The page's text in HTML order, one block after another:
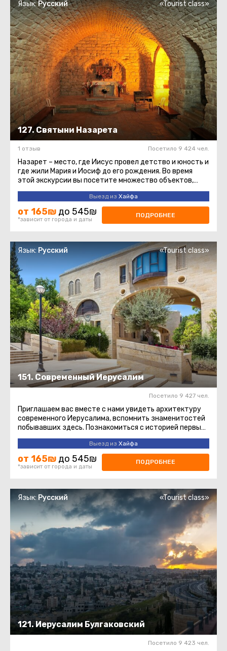
127. Святыни Назарета
Язык:Русский «Tourist class»
1 отзыв Посетило 9 424 чел.
Назарет – место, где Иисус провел детство и юность и
где жили Мария и Иосиф до его рождения. Во время
этой экскурсии вы посетите множество объектов,
которые христианство ...
Выезд из Хайфа
от 165₪ до 545₪
*зависит от города и даты
ПОДРОБНЕЕ
151. Современный Иерусалим
Язык: Русский «Tourist class»
Посетило 9 427 чел.
Приглашаем вас вместе с нами увидеть архитектуру
современного Иерусалима, вспомнить знаменитостей
побывавших здесь. Познакомиться с историей первых
кварталов за ...
Выезд из Хайфа
от 165₪ до 545₪
*зависит от города и даты
ПОДРОБНЕЕ
121. Иерусалим Булгаковский
Язык: Русский «Tourist class»
Посетило 9 423 чел.